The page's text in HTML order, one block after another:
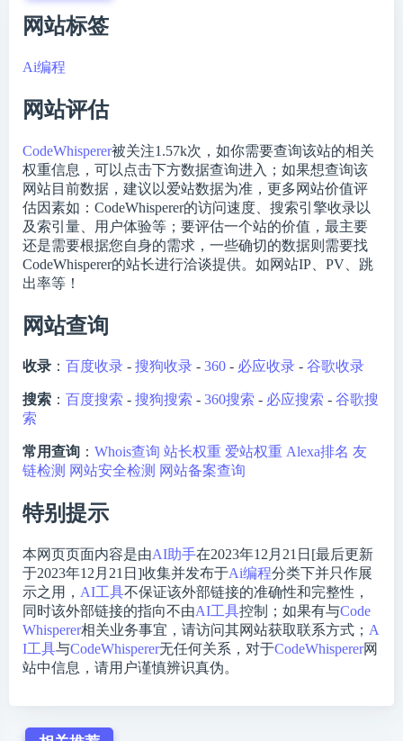
网站标签
Ai编程
网站评估
CodeWhisperer被关注1.57k次，如你需要查询该站的相关
权重信息，可以点击下方数据查询进入；如果想查询该
网站目前数据，建议以爱站数据为准，更多网站价值评
估因素如：CodeWhisperer的访问速度、搜索引擎收录以
及索引量、用户体验等；要评估一个站的价值，最主要
还是需要根据您自身的需求，一些确切的数据则需要找
CodeWhisperer的站长进行洽谈提供。如网站IP、PV、跳
出率等！
网站查询
收录 ： 百度收录 - 搜狗收录 - 360 - 必应收录 - 谷歌收录
搜索 ： 百度搜索 - 搜狗搜索 - 360搜索 - 必应搜索 - 谷歌搜
索
常用查询 ： Whois查询 站长权重 爱站权重 Alexa排名 友
链检测 网站安全检测 网站备案查询
特别提示
本网页页面内容是由AI助手在2023年12月21日[最后更新
于2023年12月21日]收集并发布于Ai编程分类下并只作展
示之用， AI工具不保证该外部链接的准确性和完整性，
同时该外部链接的指向不由AI工具控制；如果有与Code
Whisperer相关业务事宜，请访问其网站获取联系方式； A
I工具与CodeWhisperer无任何关系，对于CodeWhisperer网
站中信息，请用户谨慎辨识真伪。